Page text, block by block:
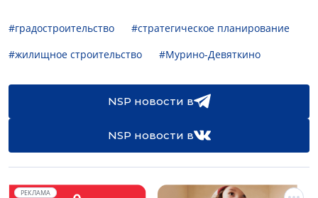
#градостроительство
#стратегическое планирование
#жилищное строительство
#Мурино-Девяткино
NSP новости в
NSP новости в
РЕКЛАМА